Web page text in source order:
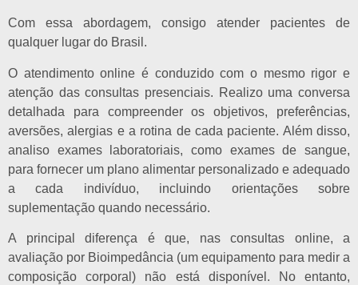
Com essa abordagem, consigo atender pacientes de
qualquer lugar do Brasil.
O atendimento online é conduzido com o mesmo rigor e
atenção das consultas presenciais. Realizo uma conversa
detalhada para compreender os objetivos, preferências,
aversões, alergias e a rotina de cada paciente. Além disso,
analiso exames laboratoriais, como exames de sangue,
para fornecer um plano alimentar personalizado e adequado
a cada indivíduo, incluindo orientações sobre
suplementação quando necessário.
A principal diferença é que, nas consultas online, a
avaliação por Bioimpedância (um equipamento para medir a
composição corporal) não está disponível. No entanto,